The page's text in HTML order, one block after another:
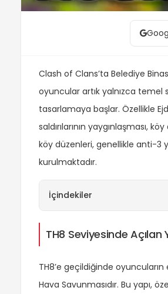
Clash of Clans’ta Belediye
oyuncular artık yalnızca temel
tasarlamaya başlar. Özellikle
saldırılarının yaygınlaşması,
köy düzenleri, genellikle anti-3
kurulmaktadır.
İçindekiler
TH8 Seviyesinde
TH8’e geçildiğinde
Hava Savunmasıdır. Bu yapı,